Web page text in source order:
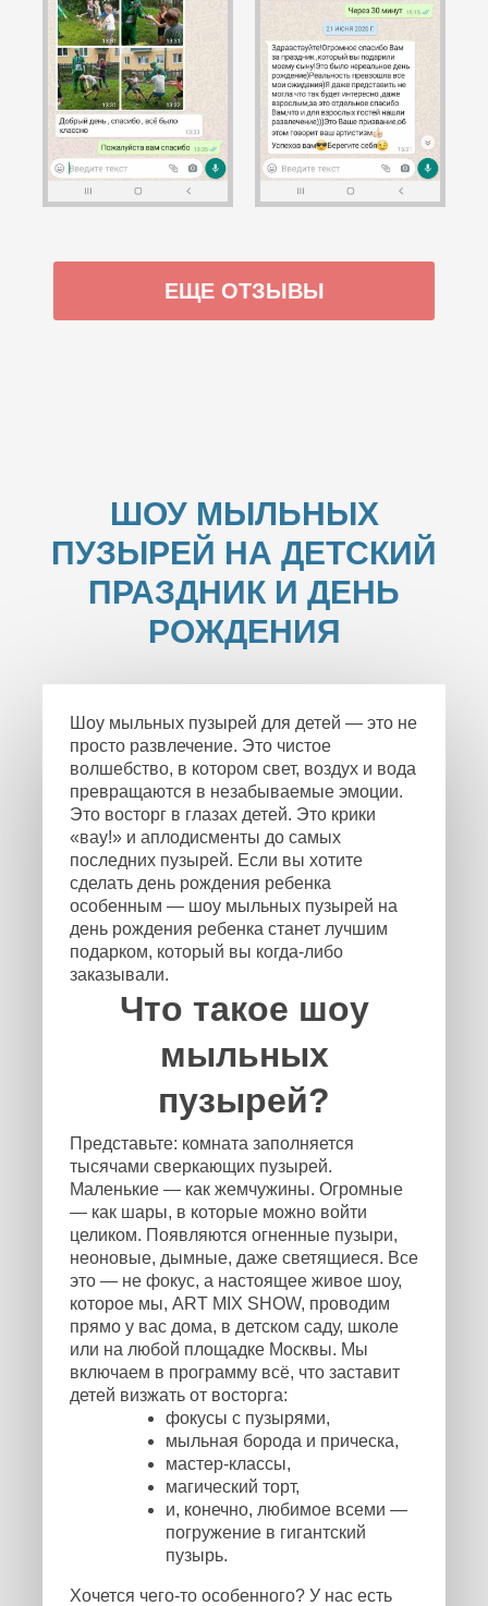
ЕЩЕ ОТЗЫВЫ
ШОУ МЫЛЬНЫХ
ПУЗЫРЕЙ НА ДЕТСКИЙ
ПРАЗДНИК И ДЕНЬ
РОЖДЕНИЯ
Шоу мыльных пузырей для детей — это не
просто развлечение. Это чистое
волшебство, в котором свет, воздух и вода
превращаются в незабываемые эмоции.
Это восторг в глазах детей. Это крики
«вау!» и аплодисменты до самых
последних пузырей. Если вы хотите
сделать день рождения ребенка
особенным — шоу мыльных пузырей на
день рождения ребенка станет лучшим
подарком, который вы когда-либо
заказывали.
Что такое шоу
мыльных
пузырей?
Представьте: комната заполняется
тысячами сверкающих пузырей.
Маленькие — как жемчужины. Огромные
— как шары, в которые можно войти
целиком. Появляются огненные пузыри,
неоновые, дымные, даже светящиеся. Все
это — не фокус, а настоящее живое шоу,
которое мы, ART MIX SHOW, проводим
прямо у вас дома, в детском саду, школе
или на любой площадке Москвы. Мы
включаем в программу всё, что заставит
детей визжать от восторга:
фокусы с пузырями,
мыльная борода и прическа,
мастер-классы,
магический торт,
и, конечно, любимое всеми —
погружение в гигантский
пузырь.
Хочется чего-то особенного? У нас есть